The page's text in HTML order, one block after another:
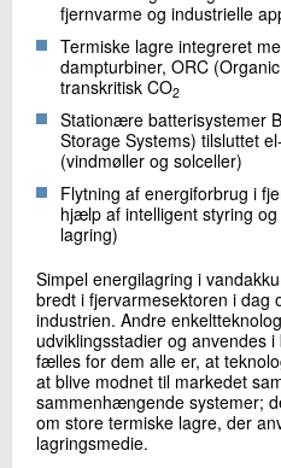
fjernvarme og industrielle
Termiske lagre integreret
dampturbiner, ORC
transkritisk CO2
Stationære batterisystemer
Storage Systems) tilsluttet
(vindmøller og solceller)
Flytning af energiforbrug i
hjælp af intelligent styring
lagring)
Simpel energilagring i
bredt i fjervarmesektoren i dag
industrien. Andre
udviklingsstadier og
fælles for dem alle er, at
at blive modnet til markedet
sammenhængende systemer;
om store termiske lagre, der
lagringsmedie.